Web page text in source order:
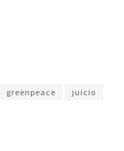
greenpeace
juicio